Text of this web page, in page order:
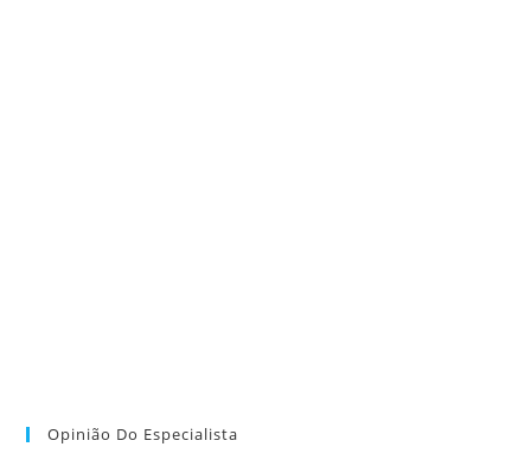
Opinião Do Especialista